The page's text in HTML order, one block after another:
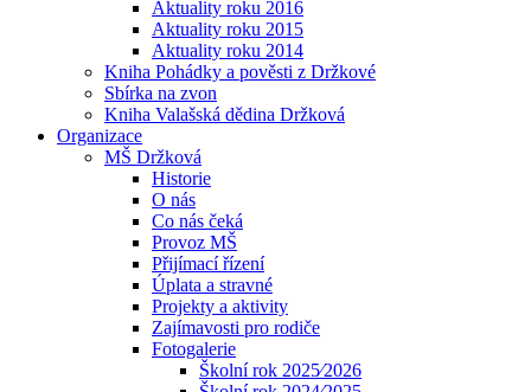
Aktuality roku 2016
Aktuality roku 2015
Aktuality roku 2014
Kniha Pohádky a pověsti z Držkové
Sbírka na zvon
Kniha Valašská dědina Držková
Organizace
MŠ Držková
Historie
O nás
Co nás čeká
Provoz MŠ
Přijímací řízení
Úplata a stravné
Projekty a aktivity
Zajímavosti pro rodiče
Fotogalerie
Školní rok 2025⁄2026